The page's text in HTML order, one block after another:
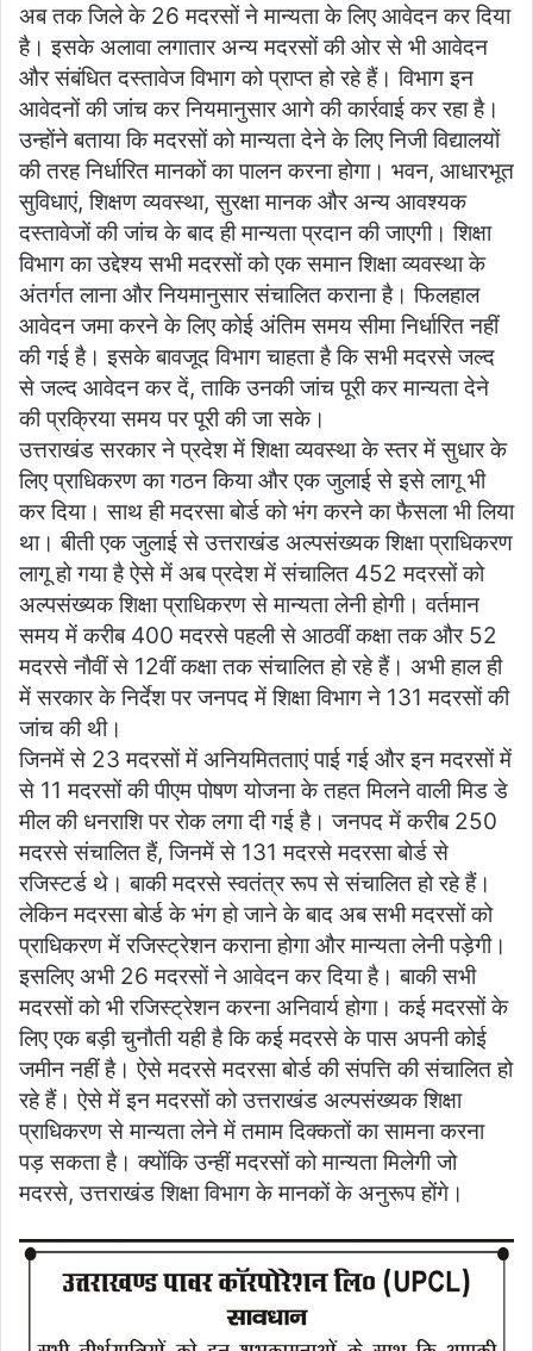
अब तक जिले के 26 मदरसों ने मान्यता के लिए आवेदन कर दिया
है। इसके अलावा लगातार अन्य मदरसों की ओर से भी आवेदन
और संबंधित दस्तावेज विभाग को प्राप्त हो रहे हैं। विभाग इन
आवेदनों की जांच कर नियमानुसार आगे की कार्रवाई कर रहा है।
उन्होंने बताया कि मदरसों को मान्यता देने के लिए निजी विद्यालयों
की तरह निर्धारित मानकों का पालन करना होगा। भवन, आधारभूत
सुविधाएं, शिक्षण व्यवस्था, सुरक्षा मानक और अन्य आवश्यक
दस्तावेजों की जांच के बाद ही मान्यता प्रदान की जाएगी। शिक्षा
विभाग का उद्देश्य सभी मदरसों को एक समान शिक्षा व्यवस्था के
अंतर्गत लाना और नियमानुसार संचालित कराना है। फिलहाल
आवेदन जमा करने के लिए कोई अंतिम समय सीमा निर्धारित नहीं
की गई है। इसके बावजूद विभाग चाहता है कि सभी मदरसे जल्द
से जल्द आवेदन कर दें, ताकि उनकी जांच पूरी कर मान्यता देने
की प्रक्रिया समय पर पूरी की जा सके।
उत्तराखंड सरकार ने प्रदेश में शिक्षा व्यवस्था के स्तर में सुधार के
लिए प्राधिकरण का गठन किया और एक जुलाई से इसे लागू भी
कर दिया। साथ ही मदरसा बोर्ड को भंग करने का फैसला भी लिया
था। बीती एक जुलाई से उत्तराखंड अल्पसंख्यक शिक्षा प्राधिकरण
लागू हो गया है ऐसे में अब प्रदेश में संचालित 452 मदरसों को
अल्पसंख्यक शिक्षा प्राधिकरण से मान्यता लेनी होगी। वर्तमान
समय में करीब 400 मदरसे पहली से आठवीं कक्षा तक और 52
मदरसे नौवीं से 12वीं कक्षा तक संचालित हो रहे हैं। अभी हाल ही
में सरकार के निर्देश पर जनपद में शिक्षा विभाग ने 131 मदरसों की
जांच की थी।
जिनमें से 23 मदरसों में अनियमितताएं पाई गई और इन मदरसों में
से 11 मदरसों की पीएम पोषण योजना के तहत मिलने वाली मिड डे
मील की धनराशि पर रोक लगा दी गई है। जनपद में करीब 250
मदरसे संचालित हैं, जिनमें से 131 मदरसे मदरसा बोर्ड से
रजिस्टर्ड थे। बाकी मदरसे स्वतंत्र रूप से संचालित हो रहे हैं।
लेकिन मदरसा बोर्ड के भंग हो जाने के बाद अब सभी मदरसों को
प्राधिकरण में रजिस्ट्रेशन कराना होगा और मान्यता लेनी पड़ेगी।
इसलिए अभी 26 मदरसों ने आवेदन कर दिया है। बाकी सभी
मदरसों को भी रजिस्ट्रेशन करना अनिवार्य होगा। कई मदरसों के
लिए एक बड़ी चुनौती यही है कि कई मदरसे के पास अपनी कोई
जमीन नहीं है। ऐसे मदरसे मदरसा बोर्ड की संपत्ति की संचालित हो
रहे हैं। ऐसे में इन मदरसों को उत्तराखंड अल्पसंख्यक शिक्षा
प्राधिकरण से मान्यता लेने में तमाम दिक्कतों का सामना करना
पड़ सकता है। क्योंकि उन्हीं मदरसों को मान्यता मिलेगी जो
मदरसे, उत्तराखंड शिक्षा विभाग के मानकों के अनुरूप होंगे।